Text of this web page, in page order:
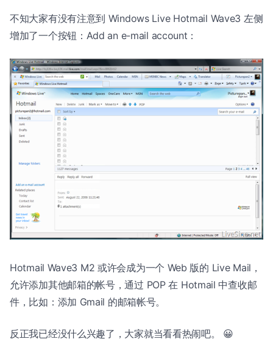
不知大家有没有注意到 Windows Live Hotmail Wave3 左侧
增加了一个按钮：Add an e-mail account：
Hotmail Wave3 M2 或许会成为一个 Web 版的 Live Mail，
允许添加其他邮箱的帐号，通过 POP 在 Hotmail 中查收邮
件，比如：添加 Gmail 的邮箱帐号。
反正我已经没什么兴趣了，大家就当看看热闹吧。 😀